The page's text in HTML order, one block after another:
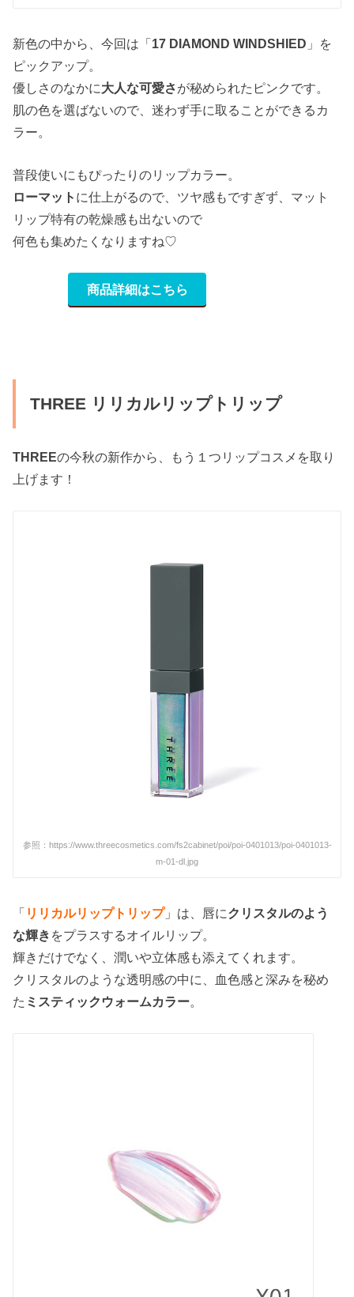
新色の中から、今回は「17 DIAMOND WINDSHIED 」を
ピックアップ。
優しさのなかに大人な可愛さが秘められたピンクです。
肌の色を選ばないので、迷わず手に取ることができるカ
ラー。
普段使いにもぴったりのリップカラー。
ローマット に仕上がるので、ツヤ感もですぎず、マット
リップ特有の乾燥感も出ないので
何色も集めたくなりますね♡
商品詳細はこちら
THREE リリカルリップトリップ
THREEの今秋の新作から、もう１つリップコスメを取り
上げます！
参照：https://www.threecosmetics.com/fs2cabinet/poi/poi-0401013/poi-0401013-
m-01-dl.jpg
「 リリカルリップトリップ」 は、唇にクリスタルのよう
な輝き をプラスするオイルリップ。
輝きだけでなく、潤いや立体感も添えてくれます。
クリスタルのような透明感の中に、血色感と深みを秘め
た ミスティックウォームカラー。